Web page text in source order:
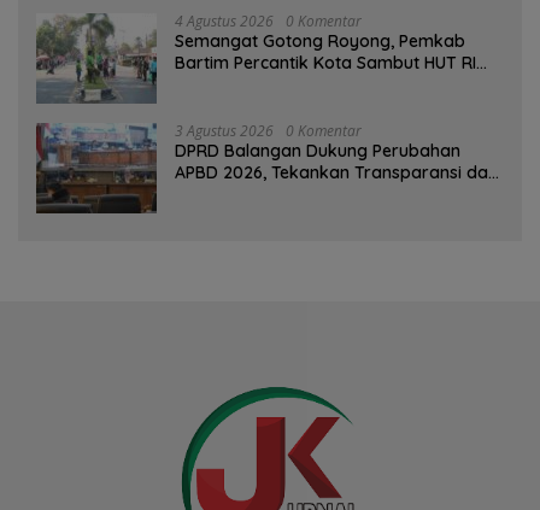
4 Agustus 2026 0 Komentar
Semangat Gotong Royong, Pemkab
Bartim Percantik Kota Sambut HUT RI
3 Agustus 2026 0 Komentar
DPRD Balangan Dukung Perubahan
APBD 2026, Tekankan Transparansi dan